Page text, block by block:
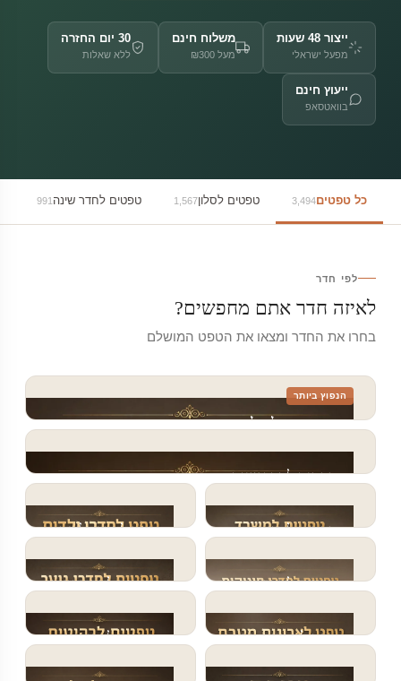
ייצור 48 שעות
מפעל ישראלי
משלוח חינם
מעל ₪300
30 יום החזרה
ללא שאלות
ייעוץ חינם
בוואטסאפ
כל טפטים3,494 טפטים לסלון1,567 טפטים לחדר שינה 991
לפי חדר
לאיזה חדר אתם מחפשים?
בחרו את החדר ומצאו את הטפט המושלם
טפטים לסלון
הנפוץ ביותר
טפטים לחדר שינה
טפטים למשרד טפט לחדרי ילדים
טפטים לחדרי
556 עיצובים
טפטים לחדרי נוער
טפט לארונות מטבח טפטים לרהיטים